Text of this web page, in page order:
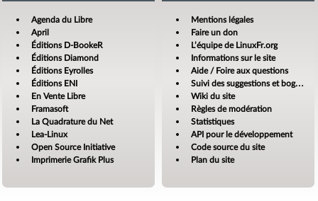
Agenda du Libre
April
Éditions D-BookeR
Éditions Diamond
Éditions Eyrolles
Éditions ENI
En Vente Libre
Framasoft
La Quadrature du Net
Lea-Linux
Open Source Initiative
Imprimerie Grafik Plus
Mentions légales
Faire un don
L’équipe de LinuxFr.org
Informations sur le site
Aide / Foire aux questions
Suivi des suggestions et bogues
Wiki du site
Règles de modération
Statistiques
API pour le développement
Code source du site
Plan du site